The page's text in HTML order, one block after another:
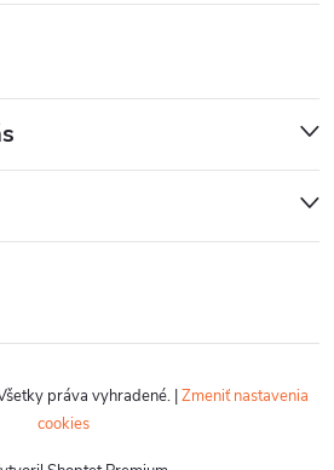
práva vyhradené. |Zmeniť nastavenia
cookies